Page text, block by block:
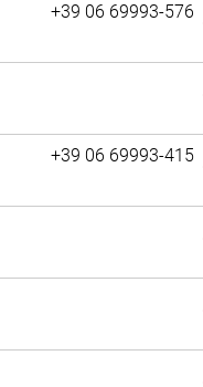
+39 06 69993-576
+39 06 69993-415